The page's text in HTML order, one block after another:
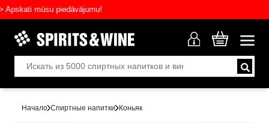
mūsu piedāvājumu!
Начало Спиртные напитки Коньяк